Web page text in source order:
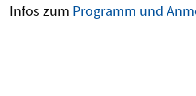
Infos zum Programm und